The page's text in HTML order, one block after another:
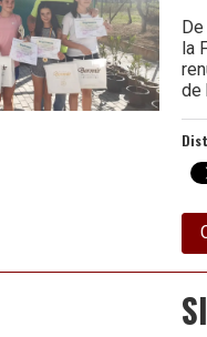
la
de